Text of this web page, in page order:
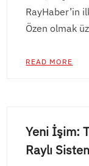
RayHaber’in
Özen olmak
READ MORE
Yeni İşim:
Raylı